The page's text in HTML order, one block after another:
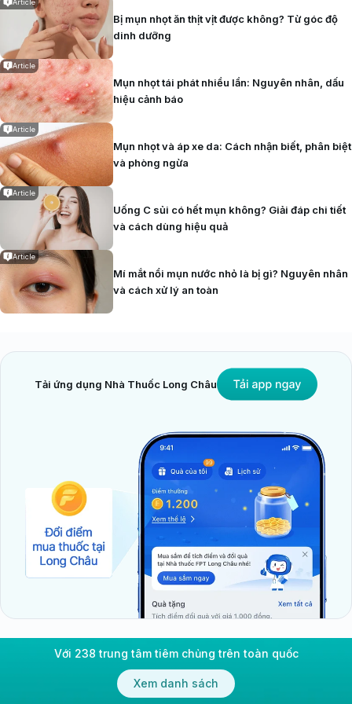
Việc điều trị mụn nhọt tùy thuộc vào mức độ nghiêm
trọng. Với mụn nhẹ, có thể chăm sóc tại nhà bằng
cách giữ vệ sinh sạch sẽ, chườm ấm để mụn tự vỡ,
không tự ý nặn mủ. Nếu mụn nhọt lớn, đau nhiều
hoặc có dấu hiệu nhiễm trùng lan rộng, bác sĩ có thể
kê đơnthuốc kháng sinh
Ngoài ra, điều trị nguyên nhân nền như kiểm soát
bệnh tiểu đường, tăng cường miễn dịch và thay đổi lối
sống cũng rất quan trọng để ngăn mụn tái phát.
Trong một số trường hợp, mụn cần được rạch dẫn lưu
để loại bỏ mủ, giúp giảm đau và ngăn ngừa biến
chứng.
Chế độ sinh hoạt và phòng ngừa mụn nhọt
Những thói quen sinh hoạt giúp hạn chế diễn tiến của
mụn nhọt
Giữ vệ sinh cơ thể sạch sẽ là yếu tố quan trọng
hàng đầu trong việc ngăn ngừa và hạn chế diễn
tiến của mụn nhọt.
Nên tắm rửa thường xuyên, đặc biệt sau khi ra
Article
Bị mụn nhọt ăn thịt vịt được không? Từ góc độ
dinh dưỡng
Article
Mụn nhọt tái phát nhiều lần: Nguyên nhân, dấu
hiệu cảnh báo
Article
Mụn nhọt và áp xe da: Cách nhận biết, phân biệt
và phòng ngừa
Article
Uống C sủi có hết mụn không? Giải đáp chi tiết
và cách dùng hiệu quả
Article
Mí mắt nổi mụn nước nhỏ là bị gì? Nguyên nhân
và cách xử lý an toàn
Tải ứng dụng Nhà Thuốc Long Châu
Với 238 trung tâm tiêm chủng trên toàn quốc
Xem danh sách